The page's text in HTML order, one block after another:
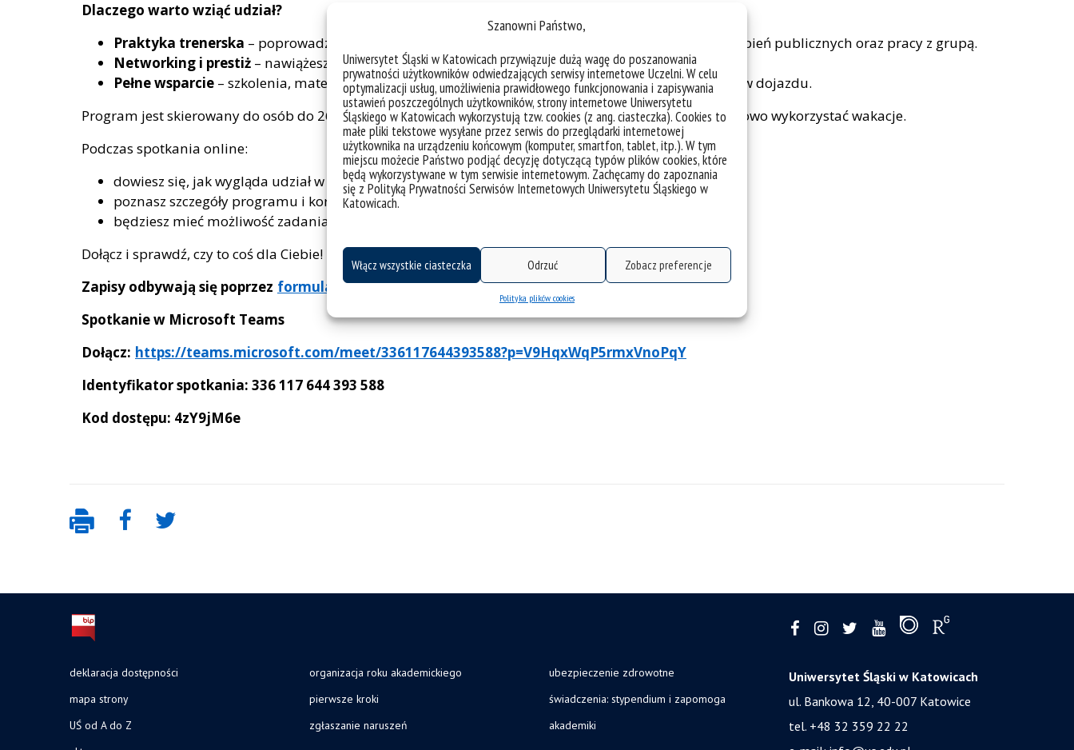
Szanowni Państwo,
Uniwersytet Śląski w Katowicach przywiązuje dużą wagę do poszanowania
prywatności użytkowników odwiedzających serwisy internetowe Uczelni. W celu
optymalizacji usług, umożliwienia prawidłowego funkcjonowania i zapisywania
ustawień poszczególnych użytkowników, strony internetowe Uniwersytetu
Śląskiego w Katowicach wykorzystują tzw. cookies (z ang. ciasteczka). Cookies to
małe pliki tekstowe wysyłane przez serwis do przeglądarki internetowej
użytkownika na urządzeniu końcowym (komputer, smartfon, tablet, itp.). W tym
miejscu możecie Państwo podjąć decyzję dotyczącą typów plików cookies, które
będą wykorzystywane w tym serwisie internetowym. Zachęcamy do zapoznania
się z Polityką Prywatności Serwisów Internetowych Uniwersytetu Śląskiego w
Katowicach.
Włącz wszystkie ciasteczka Odrzuć Zobacz preferencje
Polityka plików cookies
Dlaczego warto wziąć udział?
Praktyka trenerska – poprowadzisz 3-dniowe warsztaty dla dzieci i rozwiniesz umiejętności wystąpień publicznych oraz pracy z grupą.
Networking i prestiż – nawiążesz kontakty i zdobędziesz certyfikat od rozpoznawalnych instytucji.
Pełne wsparcie – szkolenia, materiały dydaktyczne, zakwaterowanie, wyżywienie oraz zwrot kosztów dojazdu.
Program jest skierowany do osób do 26. roku życia (studenci, absolwenci, doktoranci), które chcą rozwojowo wykorzystać wakacje.
Podczas spotkania online:
dowiesz się, jak wygląda udział w projekcie,
poznasz szczegóły programu i korzyści,
będziesz mieć możliwość zadania pytań.
Dołącz i sprawdź, czy to coś dla Ciebie!
Zapisy odbywają się poprzez formularz.
Spotkanie w Microsoft Teams
Dołącz: https://teams.microsoft.com/meet/336117644393588?p=V9HqxWqP5rmxVnoPqY
Identyfikator spotkania: 336 117 644 393 588
Kod dostępu: 4zY9jM6e
deklaracja dostępności
mapa strony
UŚ od A do Z
organizacja roku akademickiego
pierwsze kroki
zgłaszanie naruszeń
ubezpieczenie zdrowotne
świadczenia: stypendium i zapomoga
akademiki
Uniwersytet Śląski w Katowicach
ul. Bankowa 12, 40-007 Katowice
tel. +48 32 359 22 22